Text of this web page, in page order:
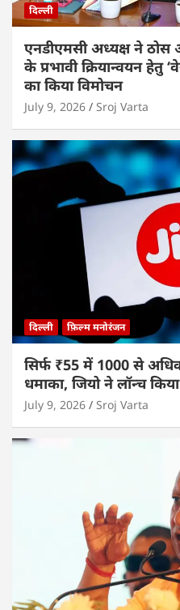
दिल्ली
एनडीएमसी अध्यक्ष ने ठोस
के प्रभावी क्रियान्वयन हेतु
का किया विमोचन
July 9, 2026 Sroj Varta
दिल्ली फ़िल्म मनोरंजन
सिर्फ ₹55 में 1000 से
धमाका, जियो ने लॉन्च
July 9, 2026 Sroj Varta